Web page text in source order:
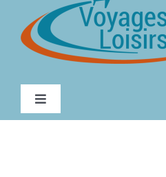
Toggle
Navigation